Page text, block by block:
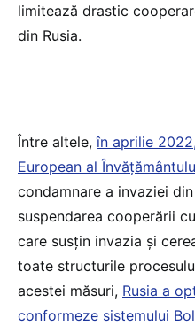
limitează drastic
din Rusia.
Între altele,în aprilie
European al
condamnare a invaziei
suspendarea cooperării
care susțin invazia și
toate structurile
acestei măsuri, Rusia a
conformeze sistemului